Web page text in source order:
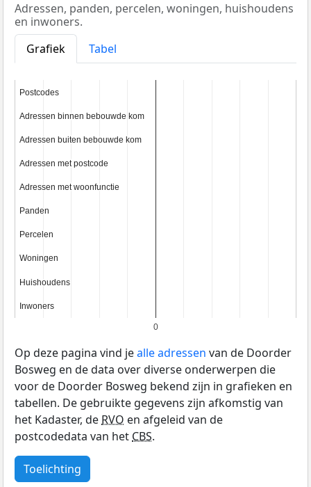
Adressen, panden, percelen, woningen, huishoudens
en inwoners.
Grafiek
Tabel
0
Postcodes
Postcodes
Adressen binnen bebouwde kom
Adressen binnen bebouwde kom
Adressen buiten bebouwde kom
Adressen buiten bebouwde kom
Adressen met postcode
Adressen met postcode
Adressen met woonfunctie
Adressen met woonfunctie
Panden
Panden
Percelen
Percelen
Woningen
Woningen
Huishoudens
Huishoudens
Inwoners
Inwoners
Op deze pagina vind jealle adressen van de Doorder
Bosweg en de data over diverse onderwerpen die
voor de Doorder Bosweg bekend zijn in grafieken en
tabellen. De gebruikte gegevens zijn afkomstig van
het Kadaster, deRVO en afgeleid van de
postcodedata van hetCBS.
Toelichting